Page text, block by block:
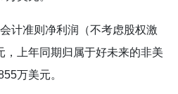
计准则净利润（不考虑股权激
，上年同期归属于好未来的非美
万美元。